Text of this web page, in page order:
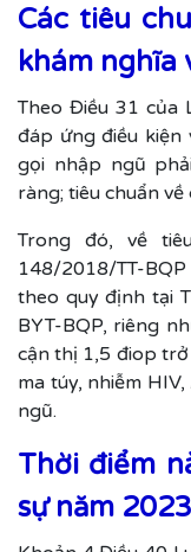
Các tiêu
khám nghĩa
Theo Điều 31 của
đáp ứng điều kiện
gọi nhập ngũ
ràng; tiêu chuẩn
Trong đó, về
148/2018/TT-
theo quy định tại
BYT-BQP, riêng
cận thị 1,5 điop
ma túy, nhiễm
ngũ.
Thời điểm
sự năm